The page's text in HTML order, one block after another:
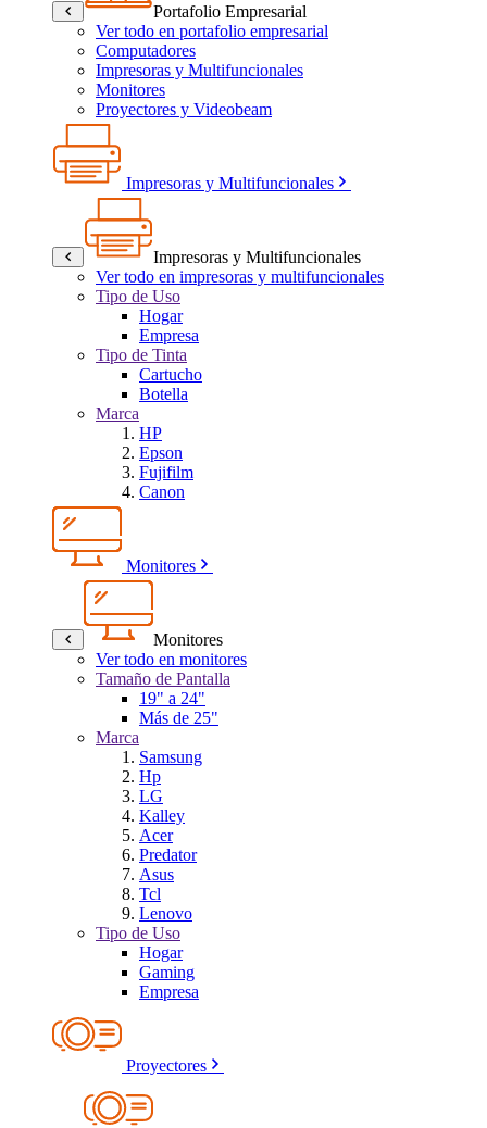
Portafolio Empresarial
Ver todo en portafolio empresarial
Computadores
Impresoras y Multifuncionales
Monitores
Proyectores y Videobeam
Impresoras y Multifuncionales
Impresoras y Multifuncionales
Ver todo en impresoras y multifuncionales
Tipo de Uso
Hogar
Empresa
Tipo de Tinta
Cartucho
Botella
Marca
HP
Epson
Fujifilm
Canon
Monitores
Monitores
Ver todo en monitores
Tamaño de Pantalla
19" a 24"
Más de 25"
Marca
Samsung
Hp
LG
Kalley
Acer
Predator
Asus
Tcl
Lenovo
Tipo de Uso
Hogar
Gaming
Empresa
Proyectores